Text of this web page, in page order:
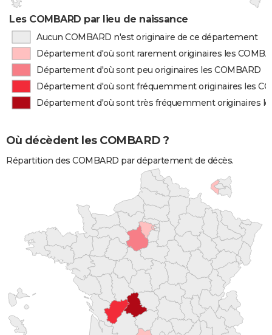
Les COMBARD par lieu de naissance
Aucun COMBARD n'est originaire de ce département
Département d'où sont rarement originaires les
Département d'où sont peu originaires les COMBARD
Département d'où sont fréquemment originaires les
Département d'où sont très fréquemment originaires
Où décèdent les COMBARD ?
Répartition des COMBARD par département de décès.